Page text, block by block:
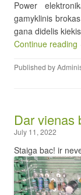
Power
gamyklinis
gana didelis
Continue
Published by
Dar vienas
July 11, 2022
Staiga bac! ir